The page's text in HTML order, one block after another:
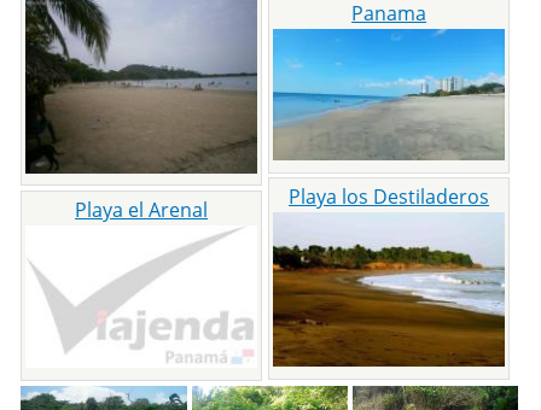
Panama
Playa los Destiladeros
Playa el Arenal